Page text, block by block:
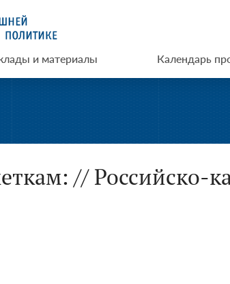
и материалы Календарь
// Российско-